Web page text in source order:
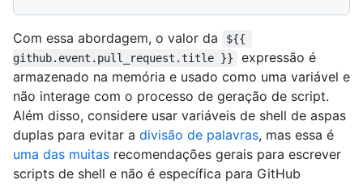
Com essa abordagem, o valor da
${{
github.event.pull_request.title }}
expressão é
armazenado na memória e usado como uma variável e
não interage com o processo de geração de script.
Além disso, considere usar variáveis de shell de aspas
duplas para evitar a divisão de palavras, mas essa é
uma das muitas recomendações gerais para escrever
scripts de shell e não é específica para GitHub